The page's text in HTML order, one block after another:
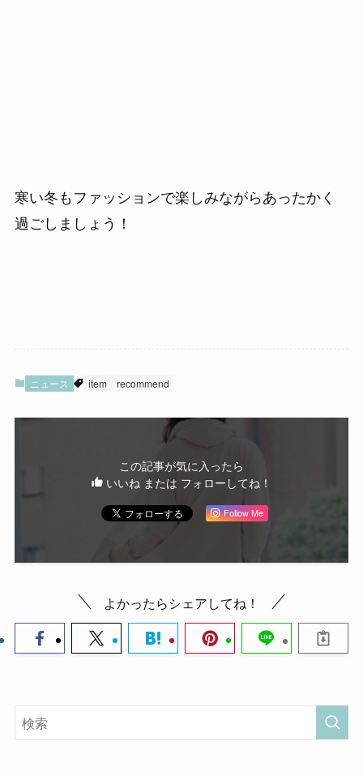
寒い冬もファッションで楽しみながらあったかく
過ごしましょう！
ニュース item recommend
この記事が気に入ったら
いいね または フォローしてね！
Follow Me
よかったらシェアしてね！